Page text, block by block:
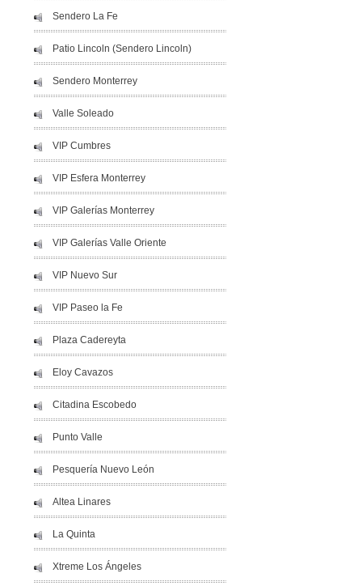
Sendero La Fe
Patio Lincoln (Sendero Lincoln)
Sendero Monterrey
Valle Soleado
VIP Cumbres
VIP Esfera Monterrey
VIP Galerías Monterrey
VIP Galerías Valle Oriente
VIP Nuevo Sur
VIP Paseo la Fe
Plaza Cadereyta
Eloy Cavazos
Citadina Escobedo
Punto Valle
Pesquería Nuevo León
Altea Linares
La Quinta
Xtreme Los Ángeles